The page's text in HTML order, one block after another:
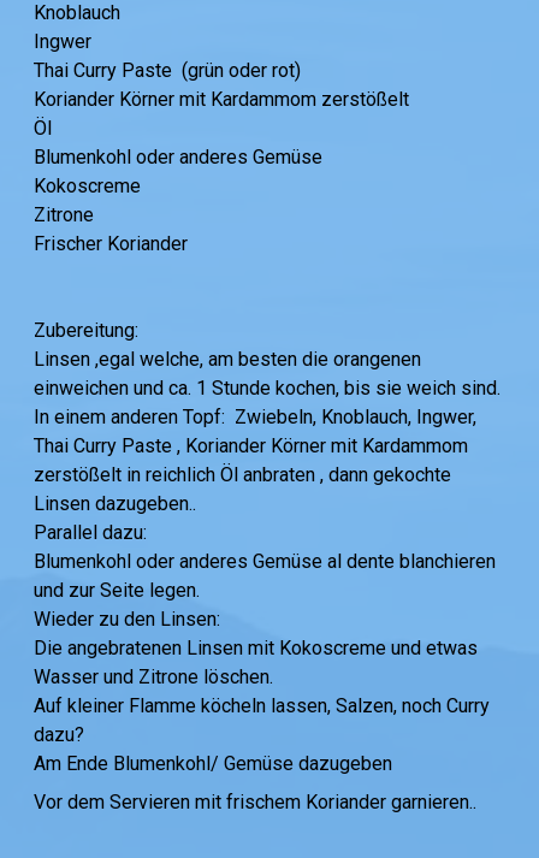
Knoblauch
Ingwer
Thai Curry Paste (grün oder rot)
Koriander Körner mit Kardammom zerstößelt
Öl
Blumenkohl oder anderes Gemüse
Kokoscreme
Zitrone
Frischer Koriander
Zubereitung:
Linsen ,egal welche, am besten die orangenen
einweichen und ca. 1 Stunde kochen, bis sie weich sind.
In einem anderen Topf: Zwiebeln, Knoblauch, Ingwer,
Thai Curry Paste , Koriander Körner mit Kardammom
zerstößelt in reichlich Öl anbraten , dann gekochte
Linsen dazugeben..
Parallel dazu:
Blumenkohl oder anderes Gemüse al dente blanchieren
und zur Seite legen.
Wieder zu den Linsen:
Die angebratenen Linsen mit Kokoscreme und etwas
Wasser und Zitrone löschen.
Auf kleiner Flamme köcheln lassen, Salzen, noch Curry
dazu?
Am Ende Blumenkohl/ Gemüse dazugeben
Vor dem Servieren mit frischem Koriander garnieren..